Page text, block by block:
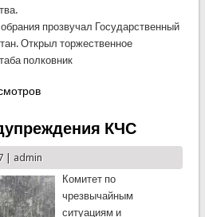
прозвучал Государственный
Открыл торжественное
полковник
состоялось торжественное
КЧС
| admin
Комитет по
чрезвычайным
ситуациям и